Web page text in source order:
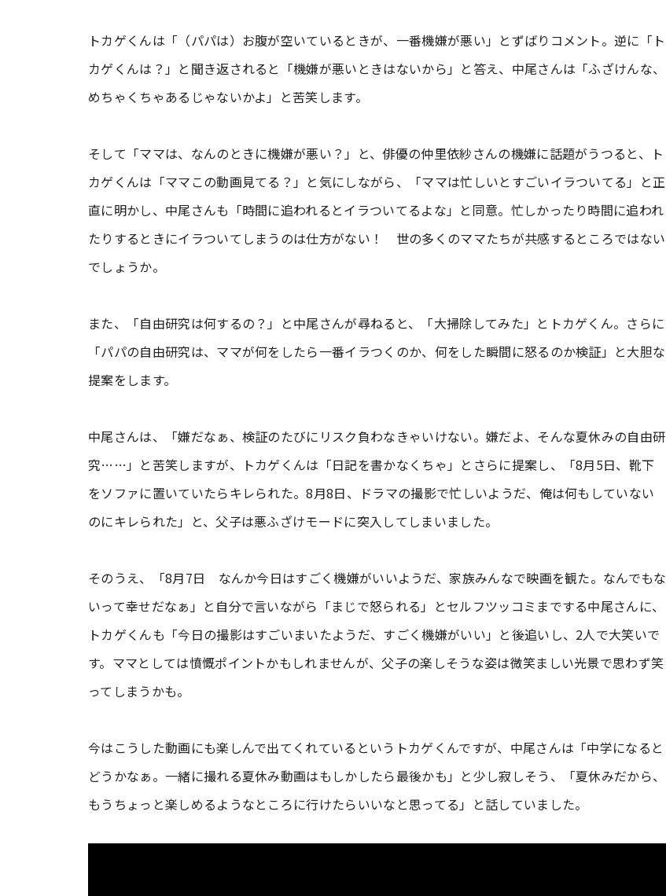
トカゲくんは「（パパは）お腹が空いているときが、一番機嫌が悪い」とずばりコメント。逆に「ト
カゲくんは？」と聞き返されると「機嫌が悪いときはないから」と答え、中尾さんは「ふざけんな、
めちゃくちゃあるじゃないかよ」と苦笑します。
そして「ママは、なんのときに機嫌が悪い？」と、俳優の仲里依紗さんの機嫌に話題がうつると、ト
カゲくんは「ママこの動画見てる？」と気にしながら、「ママは忙しいとすごいイラついてる」と正
直に明かし、中尾さんも「時間に追われるとイラついてるよな」と同意。忙しかったり時間に追われ
たりするときにイラついてしまうのは仕方がない！ 世の多くのママたちが共感するところではない
でしょうか。
また、「自由研究は何するの？」と中尾さんが尋ねると、「大掃除してみた」とトカゲくん。さらに
「パパの自由研究は、ママが何をしたら一番イラつくのか、何をした瞬間に怒るのか検証」と大胆な
提案をします。
中尾さんは、「嫌だなぁ、検証のたびにリスク負わなきゃいけない。嫌だよ、そんな夏休みの自由研
究……」と苦笑しますが、トカゲくんは「日記を書かなくちゃ」とさらに提案し、「8月5日、靴下
をソファに置いていたらキレられた。8月8日、ドラマの撮影で忙しいようだ、俺は何もしていない
のにキレられた」と、父子は悪ふざけモードに突入してしまいました。
そのうえ、「8月7日 なんか今日はすごく機嫌がいいようだ、家族みんなで映画を観た。なんでもな
いって幸せだなぁ」と自分で言いながら「まじで怒られる」とセルフツッコミまでする中尾さんに、
トカゲくんも「今日の撮影はすごいまいたようだ、すごく機嫌がいい」と後追いし、2人で大笑いで
す。ママとしては憤慨ポイントかもしれませんが、父子の楽しそうな姿は微笑ましい光景で思わず笑
ってしまうかも。
今はこうした動画にも楽しんで出てくれているというトカゲくんですが、中尾さんは「中学になると
どうかなぁ。一緒に撮れる夏休み動画はもしかしたら最後かも」と少し寂しそう、「夏休みだから、
もうちょっと楽しめるようなところに行けたらいいなと思ってる」と話していました。